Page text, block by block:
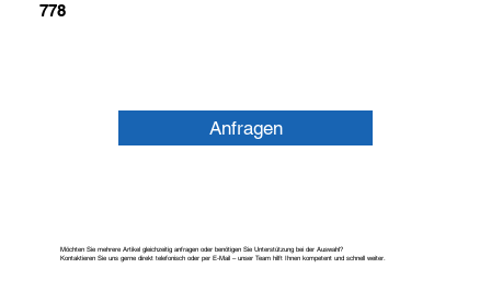
778
Anfragen
Möchten Sie mehrere Artikel gleichzeitig anfragen oder benötigen Sie Unterstützung bei der Auswahl?
Kontaktieren Sie uns gerne direkt telefonisch oder per E-Mail – unser Team hilft Ihnen kompetent und schnell weiter.